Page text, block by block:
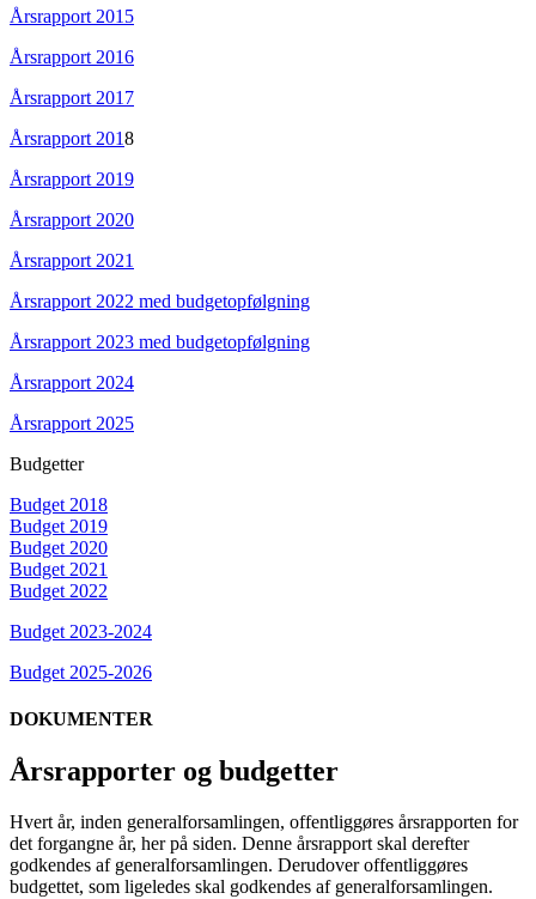
Årsrapport 2015
Årsrapport 2016
Årsrapport 2017
Årsrapport 2018
Årsrapport 2019
Årsrapport 2020
Årsrapport 2021
Årsrapport 2022 med budgetopfølgning
Årsrapport 2023 med budgetopfølgning
Årsrapport 2024
Årsrapport 2025
Budgetter
Budget 2018
Budget 2019
Budget 2020
Budget 2021
Budget 2022
Budget 2023-2024
Budget 2025-2026
DOKUMENTER
Årsrapporter og budgetter
Hvert år, inden generalforsamlingen, offentliggøres årsrapporten for
det forgangne år, her på siden. Denne årsrapport skal derefter
godkendes af generalforsamlingen. Derudover offentliggøres
budgettet, som ligeledes skal godkendes af generalforsamlingen.